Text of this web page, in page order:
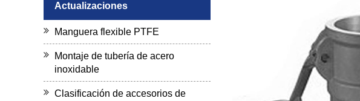
Actualizaciones
Manguera flexible PTFE
Montaje de tubería de acero
inoxidable
Clasificación de accesorios de